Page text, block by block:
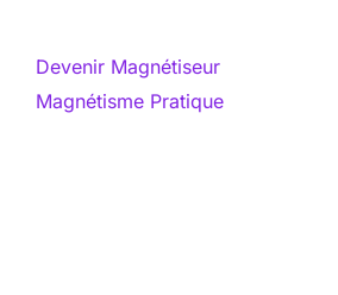
Devenir Magnétiseur
Magnétisme Pratique